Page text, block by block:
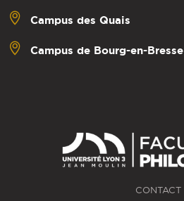
Campus des Quais
Campus de Bourg-en-Bresse
CONTACT